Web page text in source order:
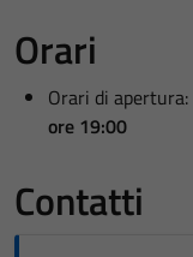
Orari
Orari di apertura:
ore 19:00
Contatti